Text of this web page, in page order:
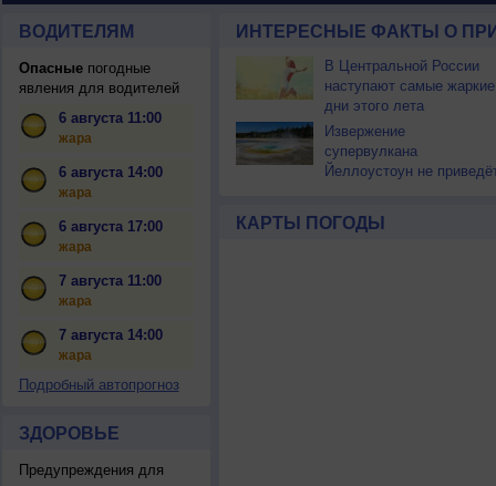
ВОДИТЕЛЯМ
Опасныепогодные
явления для водителей
6 августа 11:00
жара
6 августа 14:00
жара
6 августа 17:00
жара
7 августа 11:00
жара
7 августа 14:00
жара
Подробный автопрогноз
ЗДОРОВЬЕ
Предупреждения для
ИНТЕРЕСНЫЕ ФАКТЫ О
В Центральной России
наступают самые жаркие
дни этого лета
Извержение
супервулкана
Йеллоустоун не
КАРТЫ ПОГОДЫ